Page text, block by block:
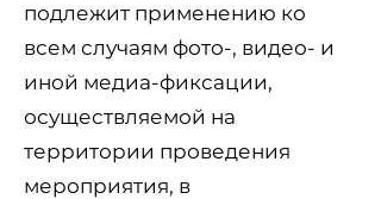
подлежит применению ко
всем случаям фото-, видео- и
иной медиа-фиксации,
осуществляемой на
территории проведения
мероприятия, в